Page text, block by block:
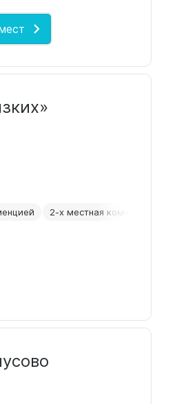
2-х местная комната